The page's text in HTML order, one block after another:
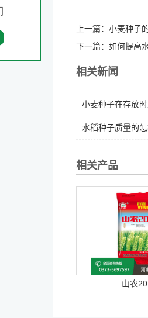
上一篇： 小麦种子
下一篇： 如何提高
相关新闻
小麦种子在存放时
水稻种子质量的怎
相关产品
山农20